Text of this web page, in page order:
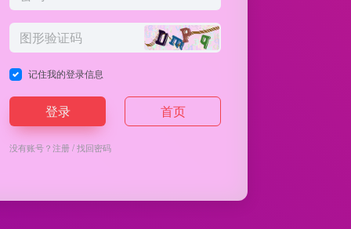
记住我的登录信息
登录 首页
没有账号？注册/找回密码